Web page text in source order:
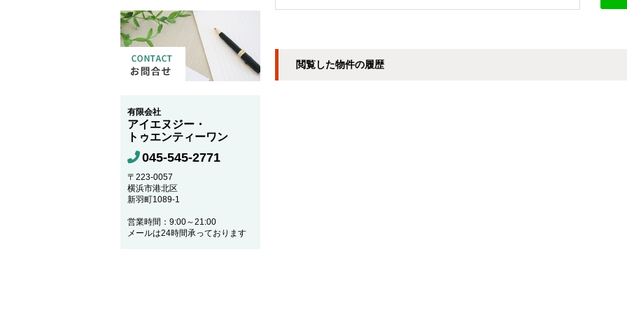
閲覧した物件の履歴
有限会社
アイエヌジー・
トゥエンティーワン
045-545-2771
〒223-0057
横浜市港北区
新羽町1089-1
営業時間：9:00～21:00
メールは24時間承っております